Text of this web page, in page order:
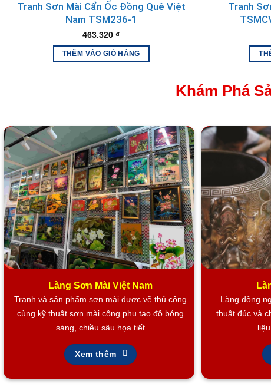
Tranh Sơn Mài Cẩn Ốc Đồng Quê Việt
Nam TSM236-1
463.320₫
THÊM VÀO GIỎ HÀNG
Tranh
Khám Phá
Làng Sơn Mài Việt Nam
Tranh và sản phẩm sơn mài được vẽ thủ công
cùng kỹ thuật sơn mài công phu tạo độ bóng
sáng, chiều sâu họa tiết
Xem thêm
Làng đồng
thuật đúc và